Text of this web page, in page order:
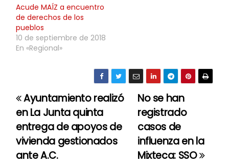
Acude MAÍZ a encuentro
de derechos de los
pueblos
10 de septiembre de 2018
En «Regional»
N
a
v
No se han
registrado
casos de
influenza en la
Mixteca: SSO
Ayuntamiento realizó
en La Junta quinta
entrega de apoyos de
vivienda gestionados
ante A.C.